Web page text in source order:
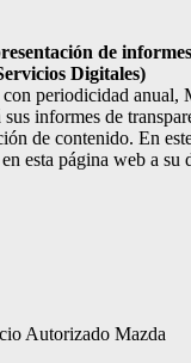
de
Digitales)
periodicidad anual,
informes de
de contenido. En
esta página web a su
Autorizado Mazda